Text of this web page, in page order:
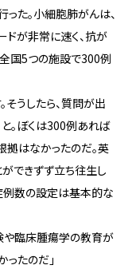
た。小細胞肺がんは、
が非常に速く、抗が
国5つの施設で300例
そうしたら、質問が出
。ぼくは300例あれば
拠はなかったのだ。英
できずず立ち往生し
例数の設定は基本的な
や臨床腫瘍学の教育が
たのだ」